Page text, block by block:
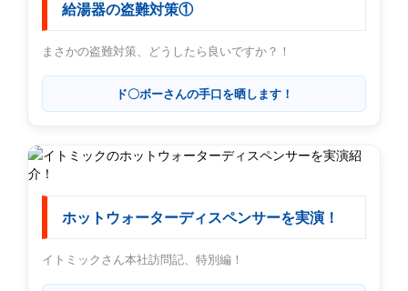
給湯器の盗難対策①
まさかの盗難対策、どうしたら良いですか？！
ド〇ボーさんの手口を晒します！
ホットウォーターディスペンサーを実演！
イトミックさん本社訪問記、特別編！